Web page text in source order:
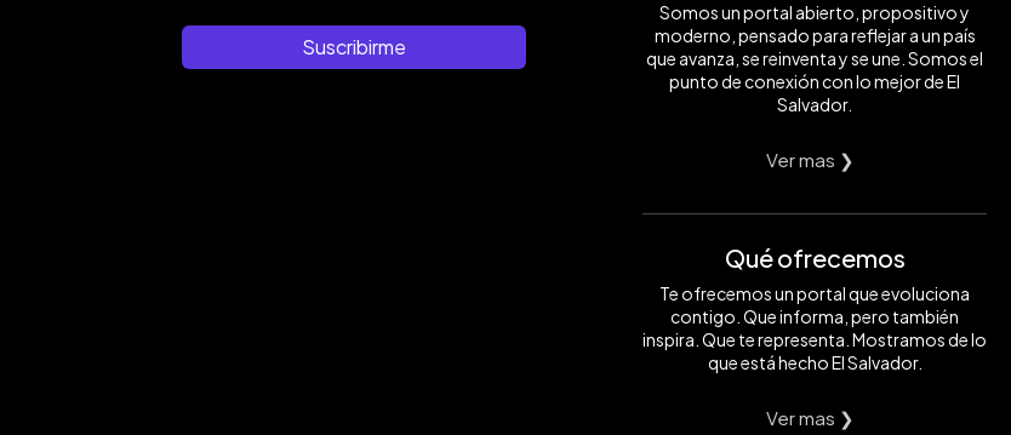
Suscribirme
Somos un portal abierto, propositivo y
moderno, pensado para reflejar a un país
que avanza, se reinventa y se une. Somos el
punto de conexión con lo mejor de El
Salvador.
Ver mas ❯
Qué ofrecemos
Te ofrecemos un portal que evoluciona
contigo. Que informa, pero también
inspira. Que te representa. Mostramos de lo
que está hecho El Salvador.
Ver mas ❯